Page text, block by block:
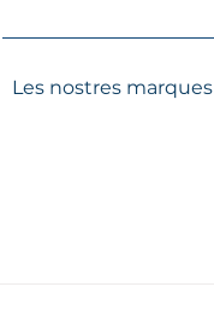
Les nostres marques